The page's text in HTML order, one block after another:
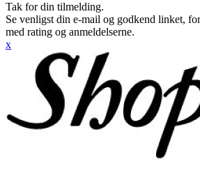
Tak for din tilmelding.
Se venligst din e-mail og godkend linket,
med rating og anmeldelserne.
x